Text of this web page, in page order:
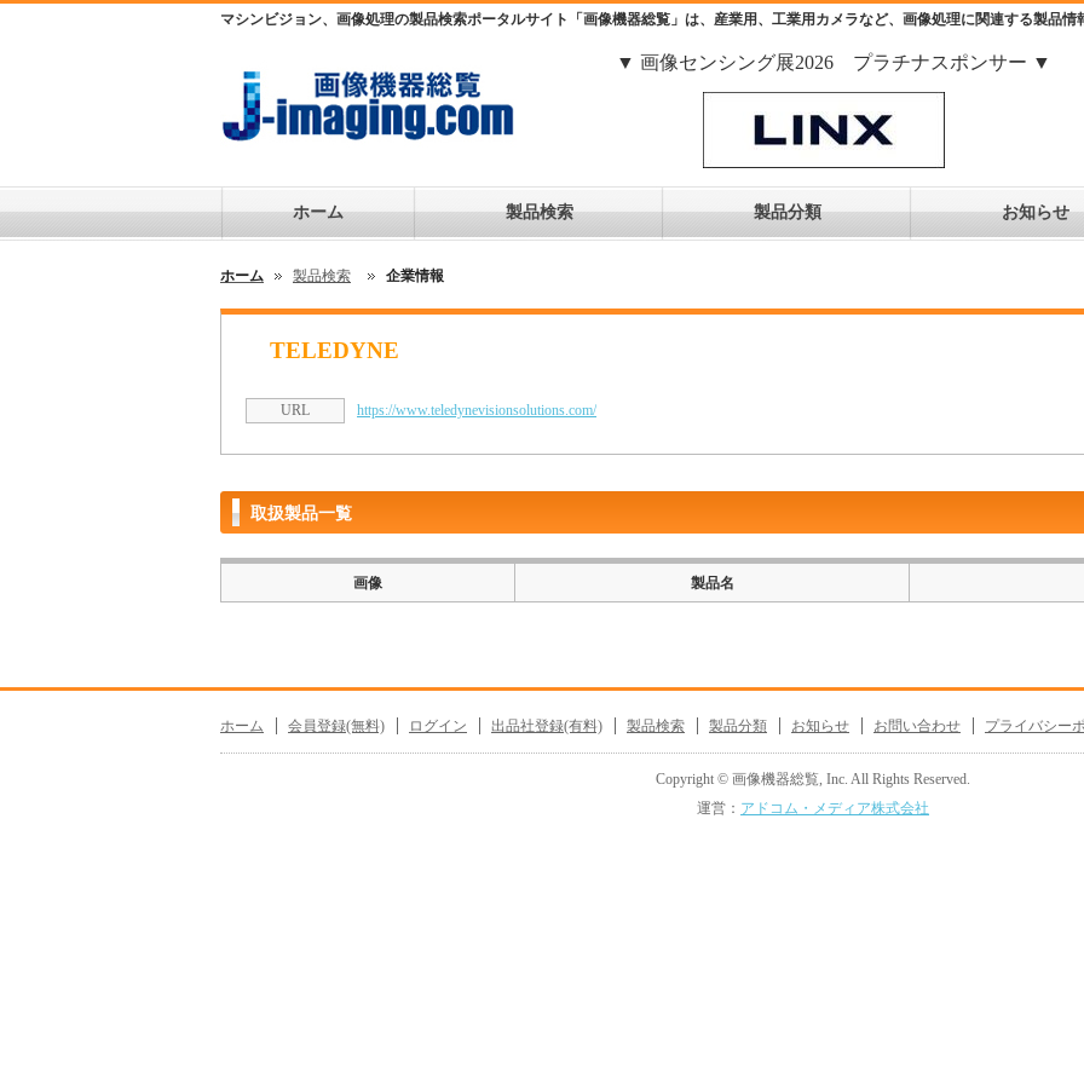
マシンビジョン、画像処理の製品検索ポータルサイト「画像機器総覧」は、産業用、工業用カメラなど、画像処理に関連する製品情
▼ 画像センシング展2026 プラチナスポンサー ▼
ホーム 製品検索 製品分類 お知らせ
ホーム 製品検索 企業情報
TELEDYNE
URL https://www.teledynevisionsolutions.com/
取扱製品一覧
画像 製品名
ホーム 会員登録(無料) ログイン 出品社登録(有料) 製品検索 製品分類 お知らせ お問い合わせ プライバシー
Copyright © 画像機器総覧, Inc. All Rights Reserved.
運営： アドコム・メディア株式会社